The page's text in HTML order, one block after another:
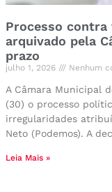
Processo
arquivado pela
prazo
julho 1, 2026 Nenhum
A Câmara Municipal
(30) o processo
irregularidades
Neto (Podemos). A
Leia Mais »